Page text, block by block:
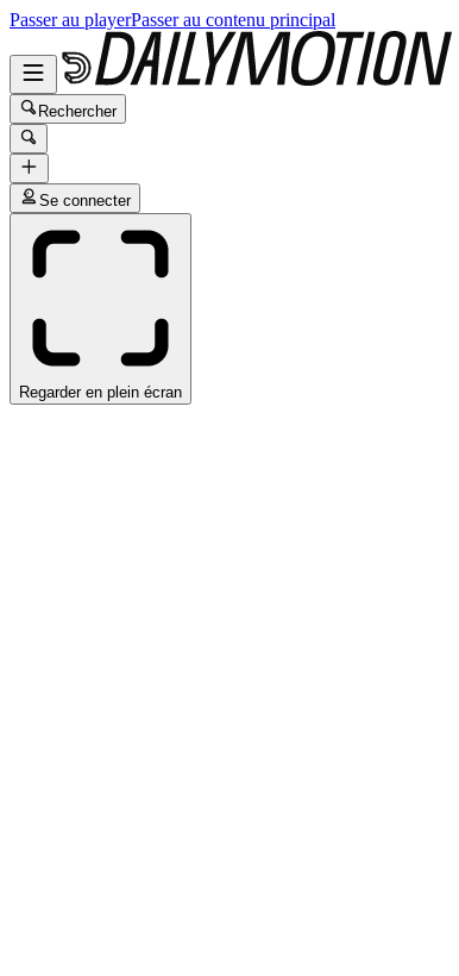
Passer au playerPasser au contenu principal
Rechercher
Se connecter
Regarder en plein écran